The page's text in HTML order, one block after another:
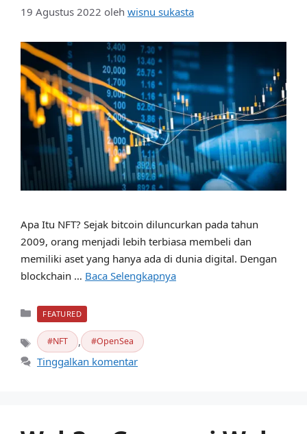
19 Agustus 2022 oleh wisnu sukasta
Apa Itu NFT? Sejak bitcoin diluncurkan pada tahun
2009, orang menjadi lebih terbiasa membeli dan
memiliki aset yang hanya ada di dunia digital. Dengan
blockchain … Baca Selengkapnya
Kategori
FEATURED
Tag NFT , OpenSea
Tinggalkan komentar